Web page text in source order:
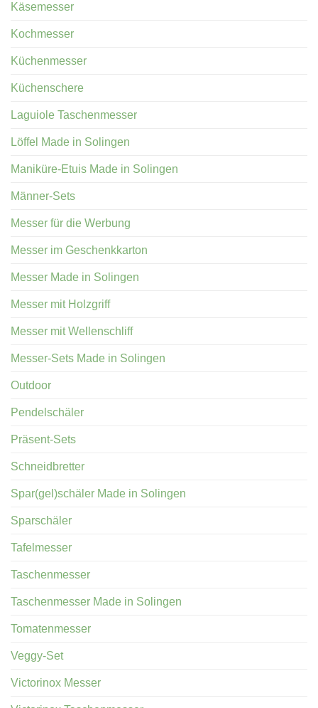
Käsemesser
Kochmesser
Küchenmesser
Küchenschere
Laguiole Taschenmesser
Löffel Made in Solingen
Maniküre-Etuis Made in Solingen
Männer-Sets
Messer für die Werbung
Messer im Geschenkkarton
Messer Made in Solingen
Messer mit Holzgriff
Messer mit Wellenschliff
Messer-Sets Made in Solingen
Outdoor
Pendelschäler
Präsent-Sets
Schneidbretter
Spar(gel)schäler Made in Solingen
Sparschäler
Tafelmesser
Taschenmesser
Taschenmesser Made in Solingen
Tomatenmesser
Veggy-Set
Victorinox Messer